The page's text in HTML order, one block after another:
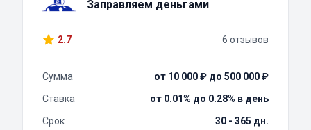
Заправляем деньгами
2.7 6 отзывов
Сумма
от 10 000 ₽ до 500 000 ₽
Ставка
от 0.01% до 0.28% в день
Срок
30 - 365 дн.